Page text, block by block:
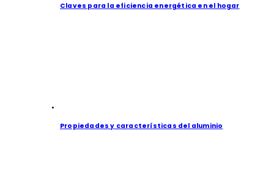
Claves para la eficiencia energética en el hogar
Propiedades y características del aluminio